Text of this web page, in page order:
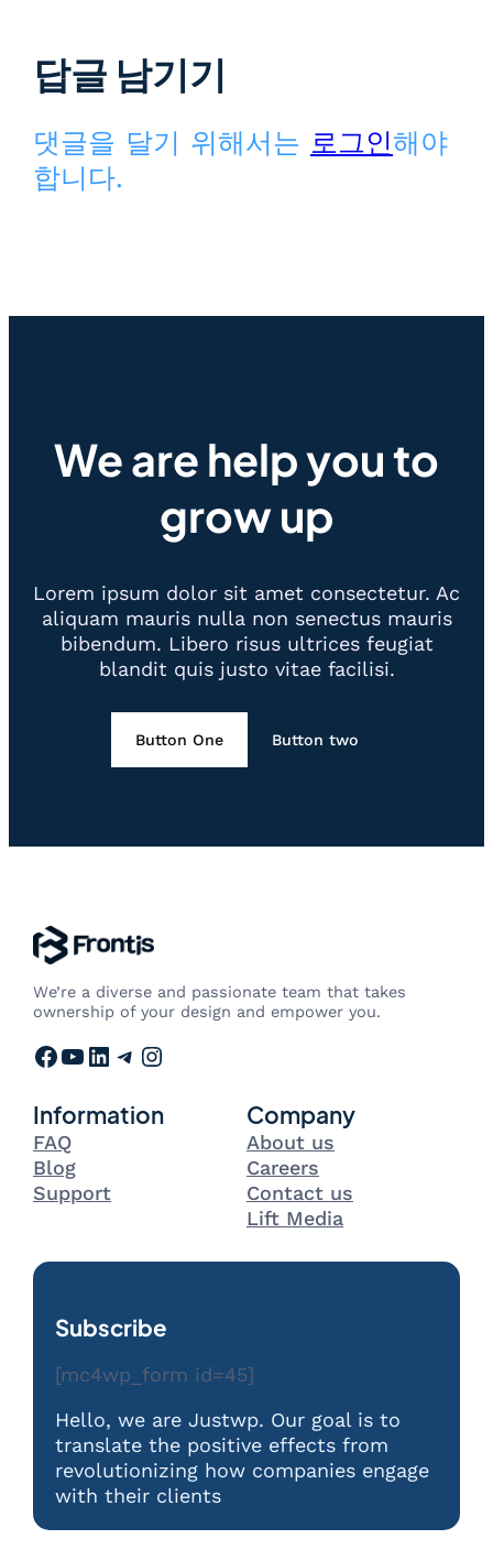
답글 남기기
댓글을 달기 위해서는 로그인해야
합니다.
We are help you to
grow up
Lorem ipsum dolor sit amet consectetur. Ac
aliquam mauris nulla non senectus mauris
bibendum. Libero risus ultrices feugiat
blandit quis justo vitae facilisi.
Button One Button two
We’re a diverse and passionate team that takes
ownership of your design and empower you.
Facebook YouTube LinkedIn Telegram Instagram
Information
FAQ
Blog
Support
Company
About us
Careers
Contact us
Lift Media
Subscribe
[mc4wp_form id=45]
Hello, we are Justwp. Our goal is to
translate the positive effects from
revolutionizing how companies engage
with their clients